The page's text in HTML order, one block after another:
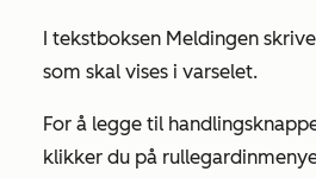
I tekstboksen Meldingen
som skal vises i varselet.
For å legge til
klikker du på